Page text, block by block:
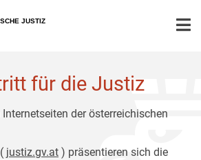
JUSTIZ
für die Justiz
der österreichischen
justiz.gv.at ) präsentieren sich die